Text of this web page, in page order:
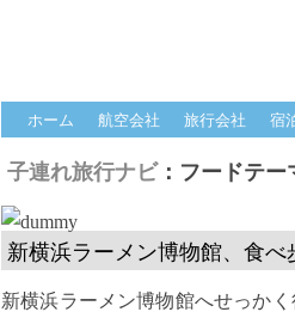
ホーム 航空会社 旅行会社 宿
子連れ旅行ナビ：フードテー
新横浜ラーメン博物館、食
新横浜ラーメン博物館へせっか